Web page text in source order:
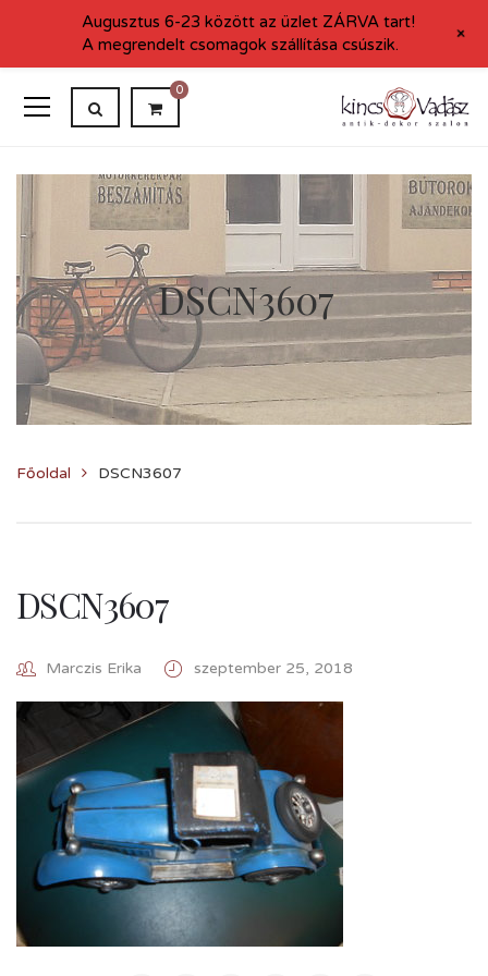
0
DSCN3607
Főoldal DSCN3607
DSCN3607
Marczis Erika szeptember 25, 2018
Augusztus 6-23 között az üzlet ZÁRVA tart!
A megrendelt csomagok szállítása csúszik.
+